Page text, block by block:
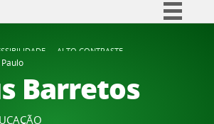
Participe
Acesso à informação
ALTO CONTRASTE
Barretos